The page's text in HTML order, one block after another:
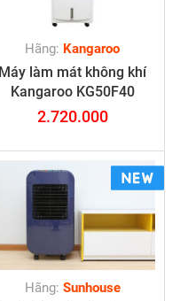
Hãng: Kangaroo
Máy làm mát không khí
Kangaroo KG50F40
2.720.000
Hãng: Sunhouse